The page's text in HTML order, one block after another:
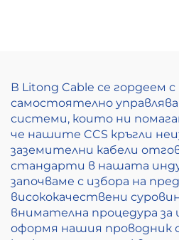
В Litong Cable се гордеем
самостоятелно
системи, които ни
че нашите CCS кръгли
заземителни кабели
стандарти в нашата
започваме с избора на
висококачествени
внимателна процедура за
оформя нашия проводник